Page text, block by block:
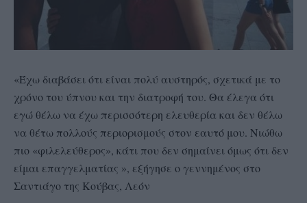
«Έχω διαβάσει ότι είναι πολύ αυστηρός, σχετικά με το
χρόνο του ύπνου και την διατροφή του. Θα έλεγα ότι
εγώ θέλω να έχω περισσότερη ελευθερία και δεν θέλω
να θέτω πολλούς περιορισμούς στον εαυτό μου. Νιώθω
πιο «φιλελεύθερος», κάτι που δεν σημαίνει όμως ότι δεν
είμαι επαγγελματίας », εξήγησε ο γεννημένος στο
Σαντιάγο της Κούβας, Λεόν